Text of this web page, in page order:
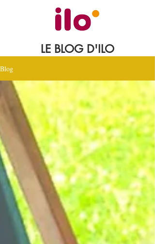
LE BLOG D'ILO
Blog